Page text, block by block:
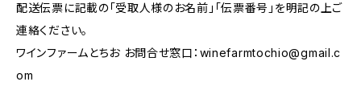
配送伝票に記載の「受取人様のお名前」「伝票番号」を明記の上ご
連絡ください。
ワインファームとちお お問合せ窓口： winefarmtochio@gmail.c
om